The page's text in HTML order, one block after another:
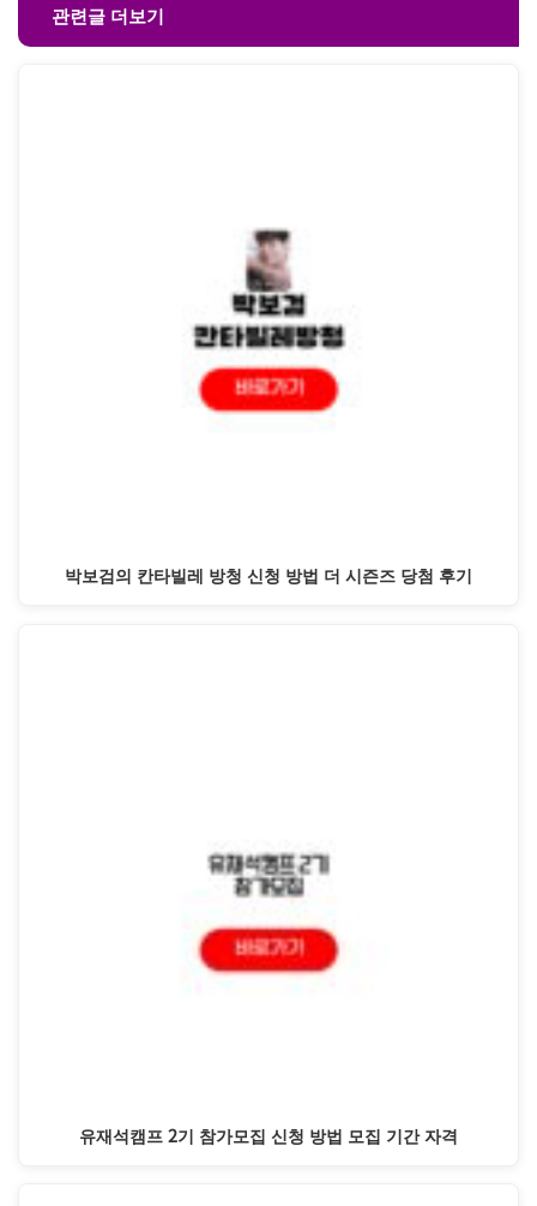
관련글 더보기
박보검의 칸타빌레 방청 신청 방법 더 시즌즈 당첨 후기
유재석캠프 2기 참가모집 신청 방법 모집 기간 자격